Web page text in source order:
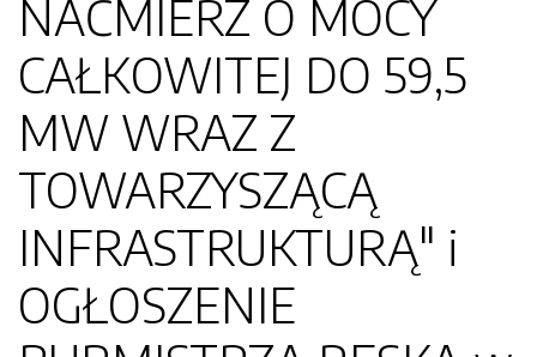
NAĆMIERZ O MOCY
CAŁKOWITEJ DO 59,5
MW WRAZ Z
TOWARZYSZĄCĄ
INFRASTRUKTURĄ" i
OGŁOSZENIE